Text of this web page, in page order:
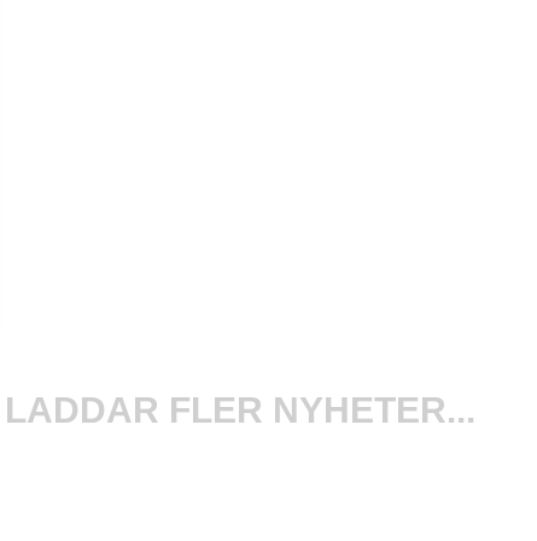
LADDAR FLER NYHETER...